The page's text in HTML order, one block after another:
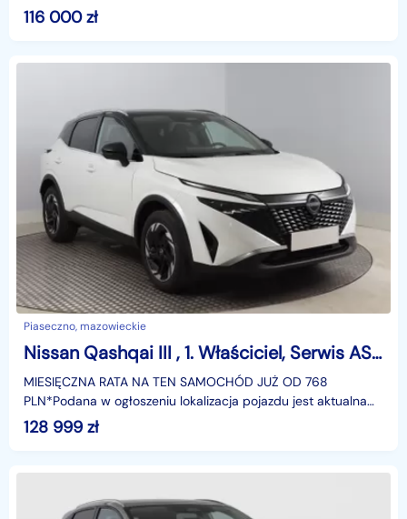
techniczny ważny do 12.08.2027.Polisa OC ważna do
11.08.2027.WYPO
116 000zł
Piaseczno, mazowieckie
Nissan Qashqai III , 1. Właściciel, Serwis ASO, Automat, VAT 23%, Skóra, Navi,
MIESIĘCZNA RATA NA TEN SAMOCHÓD JUŻ OD 768
PLN*Podana w ogłoszeniu lokalizacja pojazdu jest aktualna
na dzień wystawienia ogłoszenia. Przed przyjazdem do
salonu
128 999 zł